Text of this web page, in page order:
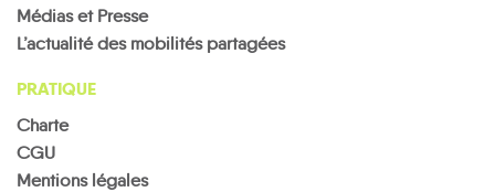
Médias et Presse
L’actualité des mobilités partagées
PRATIQUE
Charte
CGU
Mentions légales